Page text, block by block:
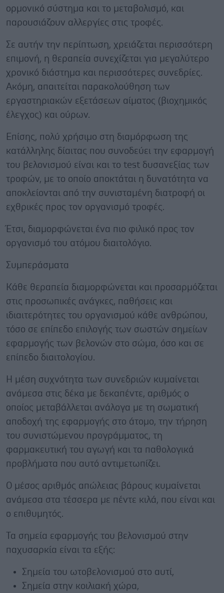
ορμονικό σύστημα και το μεταβολισμό, και
παρουσιάζουν αλλεργίες στις τροφές.
Σε αυτήν την περίπτωση, χρειάζεται περισσότερη
επιμονή, η θεραπεία συνεχίζεται για μεγαλύτερο
χρονικό διάστημα και περισσότερες συνεδρίες.
Ακόμη, απαιτείται παρακολούθηση των
εργαστηριακών εξετάσεων αίματος (βιοχημικός
έλεγχος) και ούρων.
Επίσης, πολύ χρήσιμο στη διαμόρφωση της
κατάλληλης δίαιτας που συνοδεύει την εφαρμογή
του βελονισμού είναι και το test δυσανεξίας των
τροφών, με το οποίο αποκτάται η δυνατότητα να
αποκλείονται από την συνισταμένη διατροφή οι
εχθρικές προς τον οργανισμό τροφές.
Έτσι, διαμορφώνεται ένα πιο φιλικό προς τον
οργανισμό του ατόμου διαιτολόγιο.
Συμπεράσματα
Κάθε θεραπεία διαμορφώνεται και προσαρμόζεται
στις προσωπικές ανάγκες, παθήσεις και
ιδιαιτερότητες του οργανισμού κάθε ανθρώπου,
τόσο σε επίπεδο επιλογής των σωστών σημείων
εφαρμογής των βελονών στο σώμα, όσο και σε
επίπεδο διαιτολογίου.
Η μέση συχνότητα των συνεδριών κυμαίνεται
ανάμεσα στις δέκα με δεκαπέντε, αριθμός ο
οποίος μεταβάλλεται ανάλογα με τη σωματική
αποδοχή της εφαρμογής στο άτομο, την τήρηση
του συνιστώμενου προγράμματος, τη
φαρμακευτική του αγωγή και τα παθολογικά
προβλήματα που αυτό αντιμετωπίζει.
Ο μέσος αριθμός απώλειας βάρους κυμαίνεται
ανάμεσα στα τέσσερα με πέντε κιλά, που είναι και
ο επιθυμητός.
Τα σημεία εφαρμογής του βελονισμού στην
παχυσαρκία είναι τα εξής:
Σημεία του ωτοβελονισμού στο αυτί,
Σημεία στην κοιλιακή χώρα,